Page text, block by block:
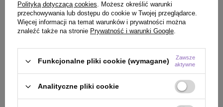
PRODUKT KUPILI TAKŻE
Polityką dotyczącą cookies. Możesz określić warunki
przechowywania lub dostępu do cookie w Twojej przeglądarce.
Więcej informacji na temat warunków i prywatności można
znaleźć także na stronie Prywatność i warunki Google.
Funkcjonalne pliki cookie (wymagane)
Zawsze
aktywne
Analityczne pliki cookie